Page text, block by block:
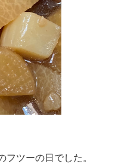
フツーの日でした。